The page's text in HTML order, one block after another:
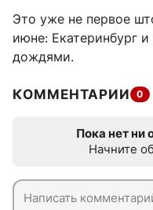
Это уже не первое
июне: Екатеринбург и
дождями.
КОММЕНТАРИИ 0
Пока нет ни
Начните